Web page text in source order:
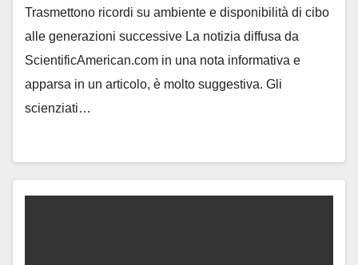
Trasmettono ricordi su ambiente e disponibilità di cibo
alle generazioni successive La notizia diffusa da
ScientificAmerican.com in una nota informativa e
apparsa in un articolo, è molto suggestiva. Gli
scienziati…